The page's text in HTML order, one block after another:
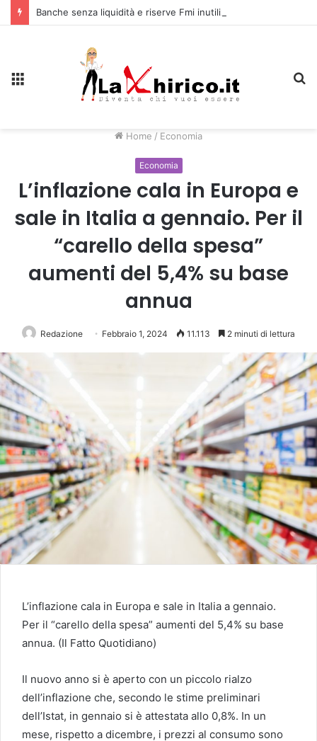
Home / Economia
Economia
L’inflazione cala in Europa e
sale in Italia a gennaio. Per il
“carello della spesa”
aumenti del 5,4% su base
annua
Redazione Febbraio 1, 2024 11.113 2 minuti di lettura
L’inflazione cala in Europa e sale in Italia a gennaio.
Per il “carello della spesa” aumenti del 5,4% su base
annua. (Il Fatto Quotidiano)
Il nuovo anno si è aperto con un piccolo rialzo
dell’inflazione che, secondo le stime preliminari
dell’Istat, in gennaio si è attestata allo 0,8%. In un
mese, rispetto a dicembre, i prezzi al consumo sono